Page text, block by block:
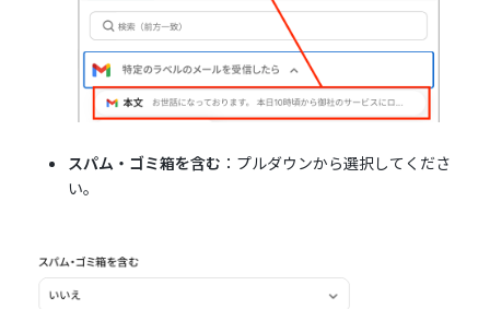
スパム・ゴミ箱を含む ：プルダウンから選択してくださ
い。